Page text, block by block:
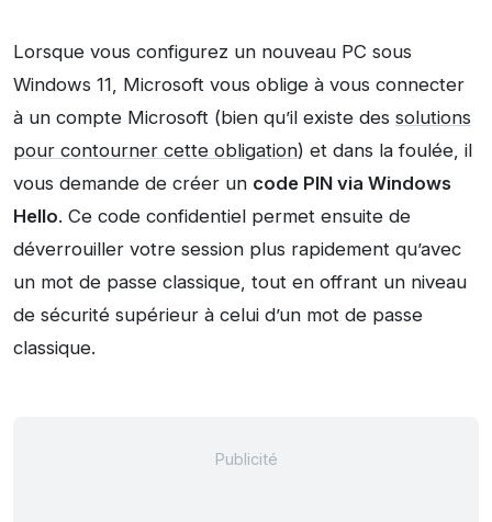
Lorsque vous configurez un nouveau PC sous
Windows 11, Microsoft vous oblige à vous connecter
à un compte Microsoft (bien qu’il existe des solutions
pour contourner cette obligation) et dans la foulée, il
vous demande de créer un code PIN via Windows
Hello. Ce code confidentiel permet ensuite de
déverrouiller votre session plus rapidement qu’avec
un mot de passe classique, tout en offrant un niveau
de sécurité supérieur à celui d’un mot de passe
classique.